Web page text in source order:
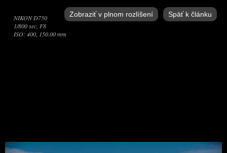
Zobraziť v plnom rozlíšení Späť k článku
NIKON D750
1/800 sec, F8
ISO: 400, 150.00 mm